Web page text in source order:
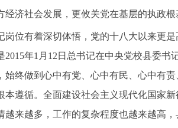
济社会发展，更攸关党在基层的执政根
有着深切体悟，党的十八大以来更是
年1月12日总书记在中央党校县委书
终做到心中有党、心中有民、心中有
遵循。全面建设社会主义现代化国家
来越多，工作的复杂程度也越来越高